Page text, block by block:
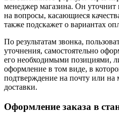
менеджер магазина. Он уточнит
на вопросы, касающиеся
также подскажет о вариантах
По результатам звонка,
уточнения, самостоятельно
его необходимыми позициями,
оформление в том виде, в
подтверждение на почту или
доставки.
Оформление заказа в